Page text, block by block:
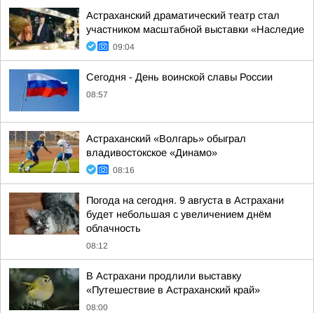
Астраханский драматический театр стал
участником масштабной выставки «Наследие
09:04
Сегодня - День воинской славы России
08:57
Астраханский «Волгарь» обыграл
владивостокское «Динамо»
08:16
Погода на сегодня. 9 августа в Астрахани
будет небольшая с увеличением днём
облачность
08:12
В Астрахани продлили выставку
«Путешествие в Астраханский край»
08:00